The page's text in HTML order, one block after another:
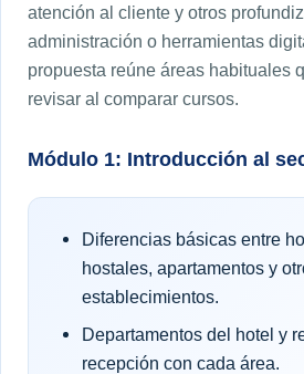
atención al cliente y otros
administración o herramientas
propuesta reúne áreas habituales
revisar al comparar cursos.
Módulo 1: Introducción al
Diferencias básicas entre
hostales, apartamentos y
establecimientos.
Departamentos del hotel y
recepción con cada área.